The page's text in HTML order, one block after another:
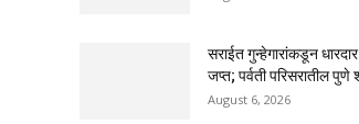
सराईत गुन्हेगारांकडून
जप्त; पर्वती परिसरातील पुणे
August 6, 2026